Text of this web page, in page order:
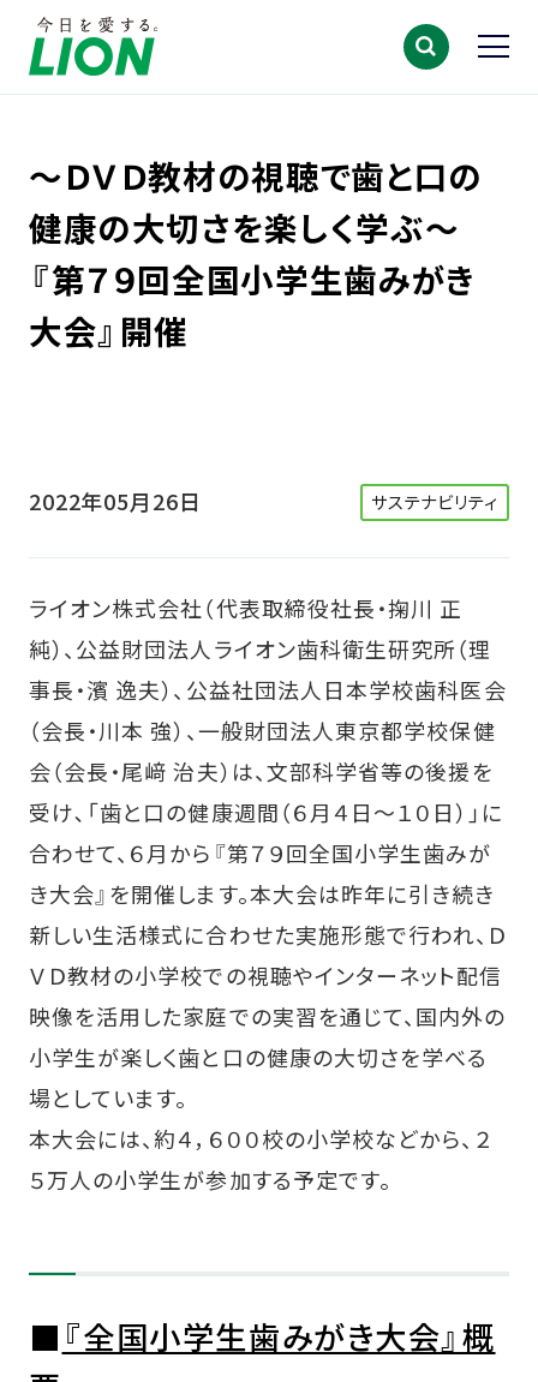
～ＤＶＤ教材の視聴で歯と口の
健康の大切さを楽しく学ぶ～
『第７９回全国小学生歯みがき
大会』開催
2022年05月26日 サステナビリティ
ライオン株式会社（代表取締役社長・掬川 正
純）、公益財団法人ライオン歯科衛生研究所（理
事長・濱 逸夫）、公益社団法人日本学校歯科医会
（会長・川本 強）、一般財団法人東京都学校保健
会（会長・尾﨑 治夫）は、文部科学省等の後援を
受け､「歯と口の健康週間（６月４日～１０日）」に
合わせて、６月から『第７９回全国小学生歯みが
き大会』を開催します。本大会は昨年に引き続き
新しい生活様式に合わせた実施形態で行われ、Ｄ
ＶＤ教材の小学校での視聴やインターネット配信
映像を活用した家庭での実習を通じて、国内外の
小学生が楽しく歯と口の健康の大切さを学べる
場としています。
本大会には、約４，６００校の小学校などから、２
５万人の小学生が参加する予定です。
■ 『全国小学生歯みがき大会』概